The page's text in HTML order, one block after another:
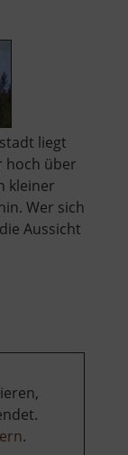
liegt
hoch über
kleiner
Wer sich
Aussicht
.